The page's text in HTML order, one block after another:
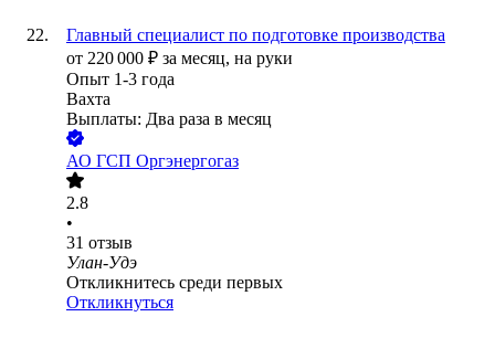
Главный специалист по подготовке производства
от 220 000 ₽ за месяц, на руки
Опыт 1-3 года
Вахта
Выплаты: Два раза в месяц
АО ГСП Оргэнергогаз
2.8
•
31 отзыв
Улан-Удэ
Откликнитесь среди первых
Откликнуться